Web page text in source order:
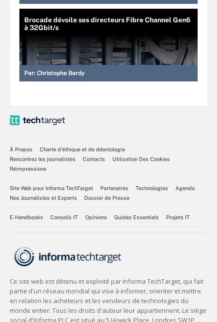
Brocade dévoile ses directeurs Fibre Channel Gen6
à 32Gbit/s
Par: Christophe Bardy
À Propos
Charte d’éthique et de déontologie
Rencontrez les journalistes
Contacts
Utilisation Des Cookies
Réimpressions
Site Web pour Informa TechTarget Partenaires Technologies
Agenda
Nos Journalistes et Experts
Dossier de Presse
E-Handbooks Conseils IT Opinions Guides Essentiels Projets IT